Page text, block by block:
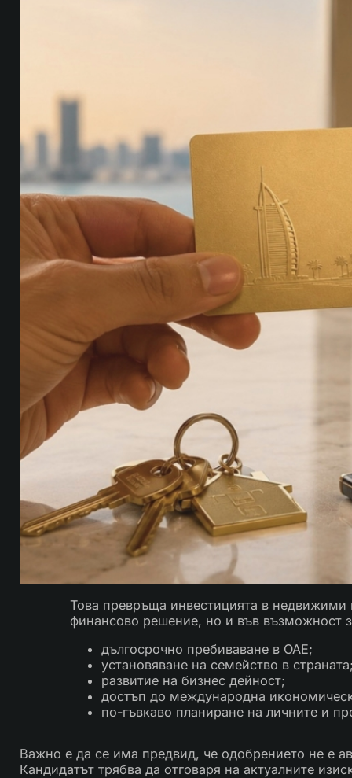
Това превръща инвестицията в
финансово решение, но и във възможност
дългосрочно пребиваване в ОАЕ;
установяване на семейство в
развитие на бизнес дейност;
достъп до международна
по-гъвкаво планиране на личните и
Важно е да се има предвид, че одобрението не е
Кандидатът трябва да отговаря на актуалните